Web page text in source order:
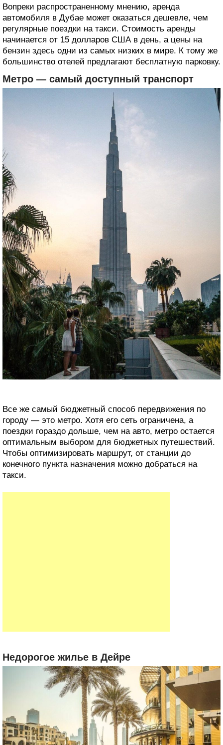
Вопреки распространенному мнению, аренда
автомобиля в Дубае может оказаться дешевле, чем
регулярные поездки на такси. Стоимость аренды
начинается от 15 долларов США в день, а цены на
бензин здесь одни из самых низких в мире. К тому же
большинство отелей предлагают бесплатную парковку.
Метро ― самый доступный транспорт
Все же самый бюджетный способ передвижения по
городу ― это метро. Хотя его сеть ограничена, а
поездки гораздо дольше, чем на авто, метро остается
оптимальным выбором для бюджетных путешествий.
Чтобы оптимизировать маршрут, от станции до
конечного пункта назначения можно добраться на
такси.
Недорогое жилье в Дейре